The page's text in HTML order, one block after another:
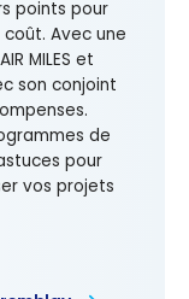
points pour
Avec une
MILES et
son conjoint
de
pour
vos projets